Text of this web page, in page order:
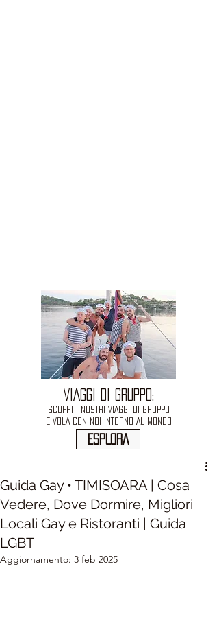
VIAGGI DI GRUPPO:
SCOPRI I NOSTRI VIAGGI DI GRUPPO
E VOLA CON NOI INTORNO AL MONDO
ESPLORA
Guida Gay • TIMISOARA | Cosa
Vedere, Dove Dormire, Migliori
Locali Gay e Ristoranti | Guida
LGBT
Aggiornamento: 3 feb 2025